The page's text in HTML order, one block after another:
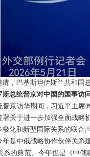
，巴基斯坦伊斯兰共和国
总统普京对中国的国事访
普京访华期间，习近平主席
署关于进一步加强全面战
化和新型国际关系的联合
年是中俄战略协作伙伴关系
系的典范。今年也是《中